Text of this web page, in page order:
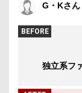
G・Kさん
BEFORE
独立系フ